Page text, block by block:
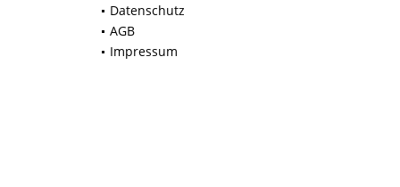
Datenschutz
AGB
Impressum